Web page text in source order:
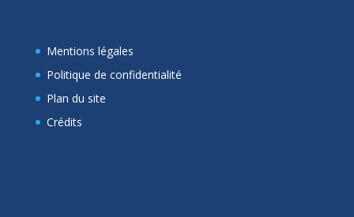
Mentions légales
Politique de confidentialité
Plan du site
Crédits